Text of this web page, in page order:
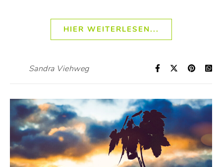
HIER WEITERLESEN...
Sandra Viehweg